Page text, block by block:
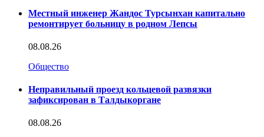
Местный инженер Жандос Турсынхан капитально
ремонтирует больницу в родном Лепсы
08.08.26
Общество
Неправильный проезд кольцевой развязки
зафиксирован в Талдыкоргане
08.08.26